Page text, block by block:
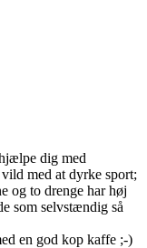
dig med
med at dyrke sport;
og to drenge har høj
som selvstændig så
en god kop kaffe ;-)